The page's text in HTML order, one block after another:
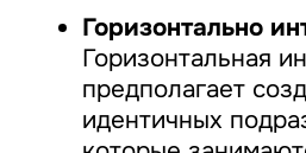
Горизонтально
Горизонтальная
предполагает
идентичных